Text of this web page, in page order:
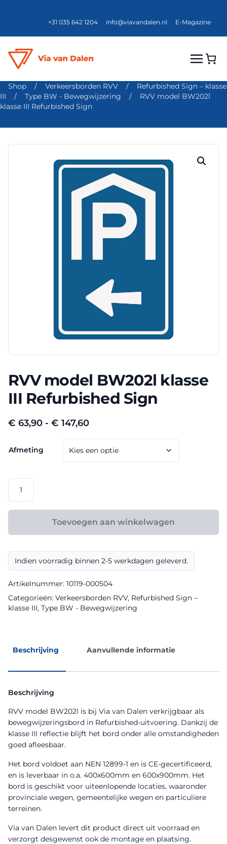
+31 035 642 1204 info@viavandalen.nl E-Magazine
Shop / Verkeersborden RVV /
Refurbished Sign – klasse
III
/ Type BW - Bewegwijzering /
RVV model BW202l
klasse III Refurbished Sign
RVV model BW202l klasse
III Refurbished Sign
€ 63,90 - € 147,60Prijsklasse:
€ 63,90
tot
€ 147,60
Afmeting
model
BW202l
III
Sign
aantal
Toevoegen aan winkelwagen
Indien voorradig binnen 2-5 werkdagen geleverd.
Artikelnummer: 10119-000504
Categorieën: Verkeersborden RVV, Refurbished Sign –
klasse III, Type BW - Bewegwijzering
Beschrijving Aanvullende informatie
Beschrijving
RVV model BW202l is bij Via van Dalen verkrijgbaar als
bewegwijzeringsbord in Refurbished-uitvoering. Dankzij de
klasse III reflectie blijft het bord onder alle omstandigheden
goed afleesbaar.
Het bord voldoet aan NEN 12899-1 en is CE-gecertificeerd,
en is leverbaar in o.a. 400x600mm en 600x900mm. Het
bord is geschikt voor uiteenlopende locaties, waaronder
provinciale wegen, gemeentelijke wegen en particuliere
terreinen.
Via van Dalen levert dit product direct uit voorraad en
verzorgt desgewenst ook de montage en plaatsing.